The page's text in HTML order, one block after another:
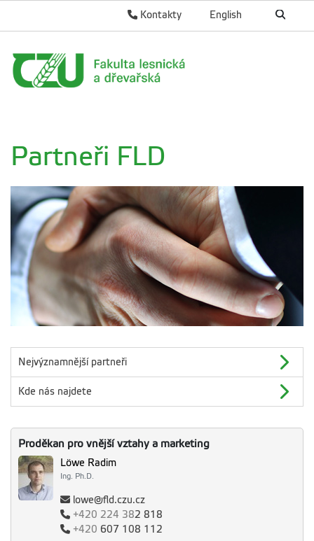
English
Kontakty
Partneři FLD
Nejvýznamnější partneři
Kde nás najdete
Proděkan pro vnější vztahy a marketing
Löwe Radim
Ing. Ph.D.
lowe@fld.czu.cz
+420 224 382 818
+420 607 108 112